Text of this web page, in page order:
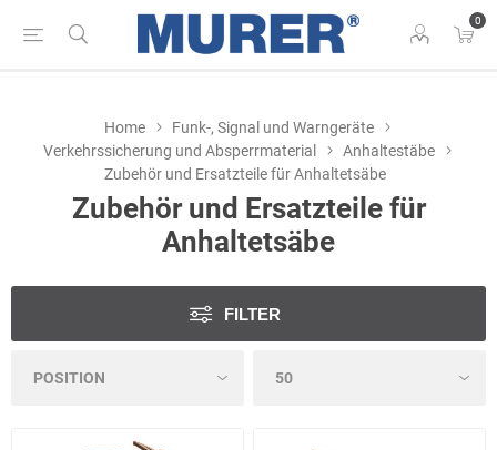
0
Home
Funk-, Signal und Warngeräte
Verkehrssicherung und Absperrmaterial
Anhaltestäbe
Zubehör und Ersatzteile für Anhaltetsäbe
Zubehör und Ersatzteile für
Anhaltetsäbe
FILTER